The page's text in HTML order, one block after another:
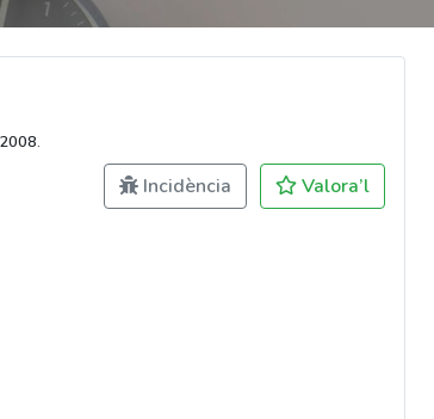
Incidència Valora’l